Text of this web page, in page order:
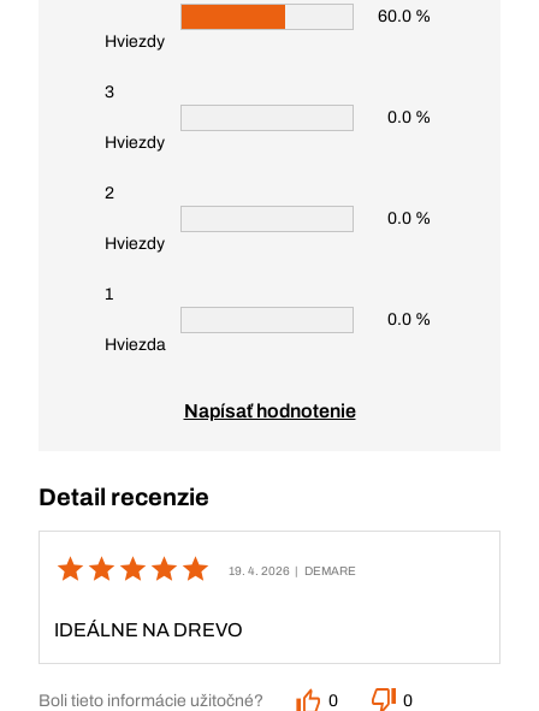
Hviezdy
60.0 %
3
Hviezdy
0.0 %
2
Hviezdy
0.0 %
1
Hviezda
0.0 %
Napísať hodnotenie
Detail recenzie
19. 4. 2026 | DEMARE
IDEÁLNE NA DREVO
Boli tieto informácie užitočné? 0 0